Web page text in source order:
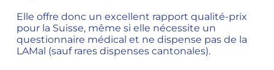
Elle offre donc un excellent rapport qualité-prix
pour la Suisse, même si elle nécessite un
questionnaire médical et ne dispense pas de la
LAMal (sauf rares dispenses cantonales).